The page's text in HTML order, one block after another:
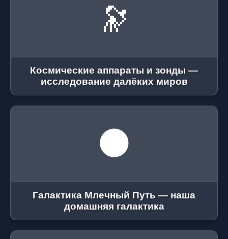
🔭
Космические аппараты и зонды —
исследование далёких миров
🌑
Галактика Млечный Путь — наша
домашняя галактика